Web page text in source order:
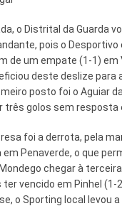
o Distrital da Guarda
pois o Desportivo
de um empate (1-1) em
deste deslize para
posto foi o Aguiar
três golos sem resposta
foi a derrota, pela
em Penaverde, o que
chegar à
ter vencido em Pinhel (1-
o Sporting local levou